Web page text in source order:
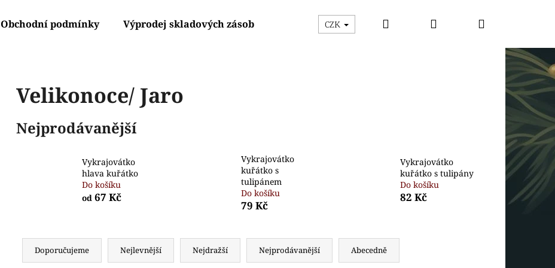
Obchodní podmínky Výprodej skladových zásob Výhodný box Vykrajovátka Razítka s
CZK Hledat PřihlášeníNákupní
Velikonoce/ Jaro
Nejprodávanější
Vykrajovátko
hlava kuřátko
Do košíku
od 67 Kč
Vykrajovátko
kuřátko s
tulipánem
Do košíku
79 Kč
Vykrajovátko
kuřátko s tulipány
Do košíku
82 Kč
Ř
Doporučujeme Nejlevnější Nejdražší Nejprodávanější Abecedně
Doporučujeme